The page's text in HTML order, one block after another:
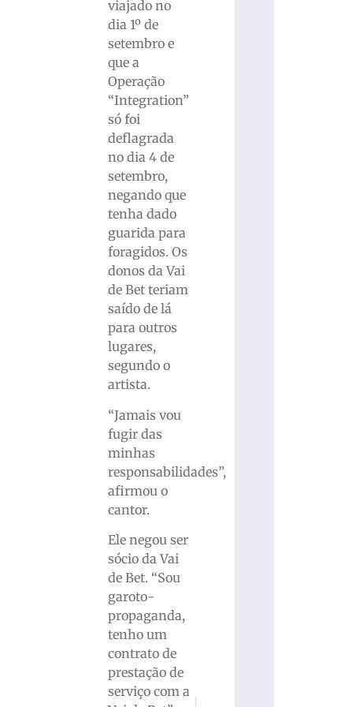
viajado no
dia 1º de
setembro e
que a
Operação
“Integration”
só foi
deflagrada
no dia 4 de
setembro,
negando que
tenha dado
guarida para
foragidos. Os
donos da Vai
de Bet teriam
saído de lá
para outros
lugares,
segundo o
artista.
“Jamais vou
fugir das
minhas
responsabilidades”,
afirmou o
cantor.
Ele negou ser
sócio da Vai
de Bet. “Sou
garoto-
propaganda,
tenho um
contrato de
prestação de
serviço com a